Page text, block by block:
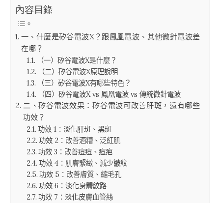
內容目錄
一、什麼是矽谷電波X？跟鳳凰電波、其他微針電波差
在哪？
（一）矽谷電波X是什麼？
（二）矽谷電波X原理說明
（三）矽谷電波X有哪些特色？
（四）矽谷電波X vs 鳳凰電波 vs 傳統微針電波
二、矽谷電波效果：矽谷電波可改善肝斑，還有哪些
功效？
功效 1：淡化肝斑、黑斑
功效 2：改善酒糟、泛紅肌
功效 3：改善痘痘、痘疤
功效 4：肌膚緊緻、減少皺紋
功效 5：改善膚質、縮毛孔
功效 6：淡化身體紋路
功效 7：淡化皮膚血管絲